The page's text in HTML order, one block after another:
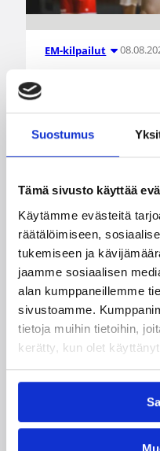
Suostumus
Tämä sivusto käyttää
Käytämme evästeitä
räätälöimiseen,
tukemiseen ja
jaamme sosiaalisen
alan kumppaneillemme
sivustoamme.
tietoja muihin tietoihin,
kerätty, kun olet
EM-kilpailut
voittivat
kisojen
Suomen 16-
85–45-voiton
kilpailuissa
Suomi kohtaa
Suomen aikaa.